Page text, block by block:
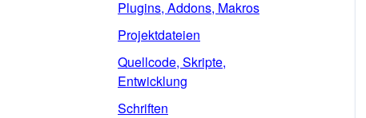
Plugins, Addons, Makros
Projektdateien
Quellcode, Skripte,
Entwicklung
Schriften